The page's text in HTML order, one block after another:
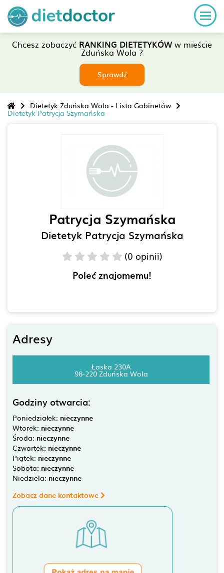
Chcesz zobaczyć RANKING DIETETYKÓWw mieście
Zduńska Wola ?
Sprawdź
Dietetyk Zduńska Wola - Lista Gabinetów
Dietetyk Patrycja Szymańska
Patrycja Szymańska
Dietetyk Patrycja Szymańska
(0 opinii)
Poleć znajomemu!
Adresy
Łaska 230A
98-220 Zduńska Wola
Godziny otwarcia:
Poniedziałek: nieczynne
Wtorek: nieczynne
Środa: nieczynne
Czwartek: nieczynne
Piątek: nieczynne
Sobota: nieczynne
Niedziela: nieczynne
Zobacz dane kontaktowe